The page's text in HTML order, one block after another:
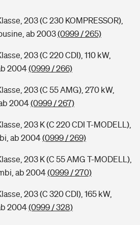
203 (C 230 KOMPRESSOR),
ab 2003(0999 / 265)
203 (C 220 CDI), 110 kW,
2004(0999 / 266)
203 (C 55 AMG), 270 kW,
2004(0999 / 267)
203 K (C 220 CDI T-MODELL),
ab 2004(0999 / 269)
203 K (C 55 AMG T-MODELL),
ab 2004(0999 / 270)
203 (C 320 CDI), 165 kW,
2004(0999 / 328)